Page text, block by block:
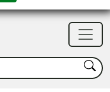
Buscar